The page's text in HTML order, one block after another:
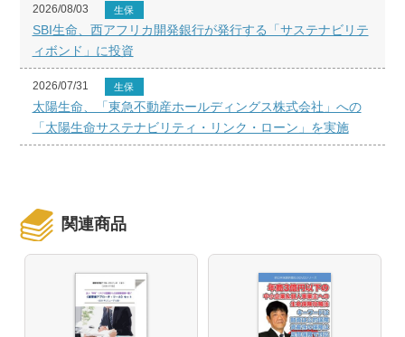
2026/08/03 生保
SBI生命、西アフリカ開発銀行が発行する「サステナビリテ
ィボンド」に投資
2026/07/31 生保
太陽生命、「東急不動産ホールディングス株式会社」への
「太陽生命サステナビリティ・リンク・ローン」を実施
関連商品